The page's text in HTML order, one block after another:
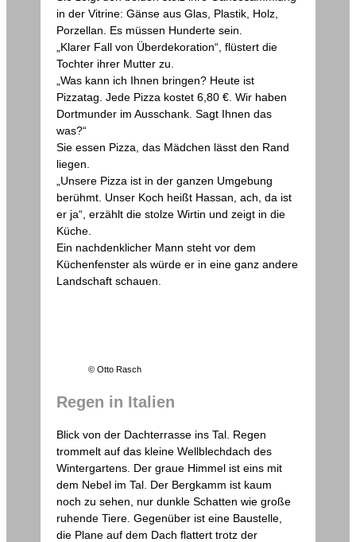
in der Vitrine: Gänse aus Glas, Plastik, Holz,
Porzellan. Es müssen Hunderte sein.
„Klarer Fall von Überdekoration“, flüstert die
Tochter ihrer Mutter zu.
„Was kann ich Ihnen bringen? Heute ist
Pizzatag. Jede Pizza kostet 6,80 €. Wir haben
Dortmunder im Ausschank. Sagt Ihnen das
was?“
Sie essen Pizza, das Mädchen lässt den Rand
liegen.
„Unsere Pizza ist in der ganzen Umgebung
berühmt. Unser Koch heißt Hassan, ach, da ist
er ja“, erzählt die stolze Wirtin und zeigt in die
Küche.
Ein nachdenklicher Mann steht vor dem
Küchenfenster als würde er in eine ganz andere
Landschaft schauen.
© Otto Rasch
Regen in Italien
Blick von der Dachterrasse ins Tal. Regen
trommelt auf das kleine Wellblechdach des
Wintergartens. Der graue Himmel ist eins mit
dem Nebel im Tal. Der Bergkamm ist kaum
noch zu sehen, nur dunkle Schatten wie große
ruhende Tiere. Gegenüber ist eine Baustelle,
die Plane auf dem Dach flattert trotz der